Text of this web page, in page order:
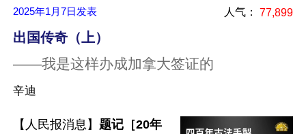
2025年1月7日 发表 人气： 77,899
出国传奇（上）
——我是这样办成加拿大签证的
辛迪
【人民报消息】 题记［20年